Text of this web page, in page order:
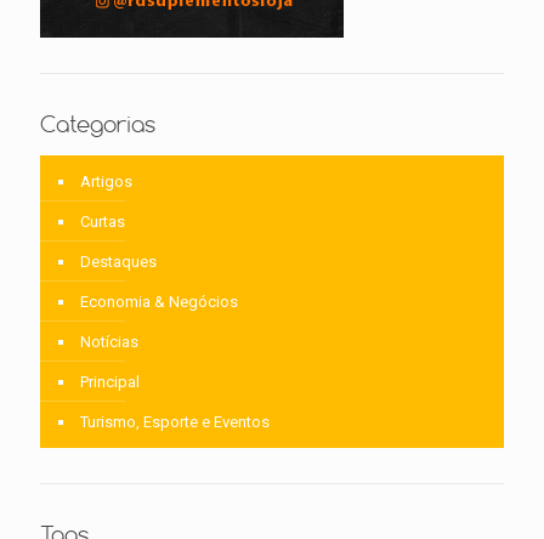
Categorias
Artigos
Curtas
Destaques
Economia & Negócios
Notícias
Principal
Turismo, Esporte e Eventos